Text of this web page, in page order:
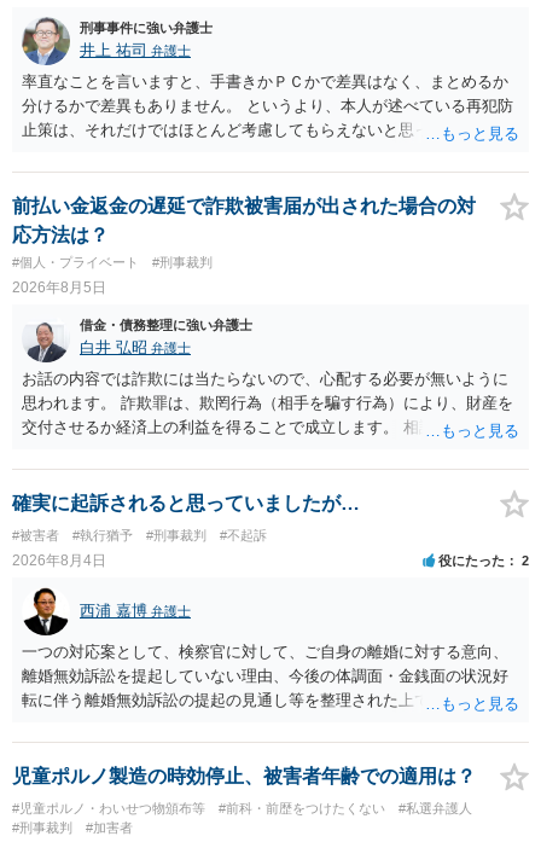
刑事事件に強い弁護士
井上 祐司 弁護士
率直なことを言いますと、手書きかＰＣかで差異はなく、まとめるか
分けるかで差異もありません。 というより、本人が述べている再犯防
止策は、それだけではほとんど考慮してもらえないと思った方が良い
やカウンセリング・治療の内容 ・利用している再犯防止策（例えば保
護観察所と連携した職業支援の内容や具体的な就労・監督状況） ・監
督者の証言 など、証拠で担保された客観性と実現可能性があるもので
なければあまり意味がありません。 もともと執行猶予が狙える事案で
あれば本人の反省の言葉だけで十分であり、実刑となるか微妙な事案
では、本人が再発防止策をいくら述べてもほとんど効果は望めないと
いうのが実感です。
前払い金返金の遅延で詐欺被害届が出された場合の対
応方法は？
#個人・プライベート #刑事裁判
2026年8月5日
借金・債務整理に強い弁護士
白井 弘昭 弁護士
お話の内容では詐欺には当たらないので、心配する必要が無いように
思われます。 詐欺罪は、欺罔行為（相手を騙す行為）により、財産を
交付させるか経済上の利益を得ることで成立します。 相談者さんは、
ので、詐欺罪の実行行為性が無く罪に問うことはできません。 おそら
く、相手が真実を話せば警察も取り合わないと思いますが、虚偽の内
容を述べた場合は、捜査はあるかもしれません。 ただし、捜査におい
て、真実を説明すれば、「ちゃんと返しなさいよ」程度の注意で済む
ことだと思われます。 また、返せるお金が無いのであれば、返せない
のは致し方ありません。真摯に分割して支払うことを相手に告げてい
くのみでしょう。 以上、ご参考まで。
確実に起訴されると思っていましたが…
#被害者 #執行猶予 #刑事裁判 #不起訴
2026年8月4日 役にたった 2
西浦 嘉博 弁護士
一つの対応案として、検察官に対して、ご自身の離婚に対する意向、
離婚無効訴訟を提起していない理由、今後の体調面・金銭面の状況好
転に伴う離婚無効訴訟の提起の見通し等を整理された上で、書面とし
検察官の処分判断の際、相談者さんの意向を示す証拠の一つとして位
置づけられる様に思われます。 より詳細についてお聞きになりたい場
児童ポルノ製造の時効停止、被害者年齢での適用は？
#児童ポルノ・わいせつ物頒布等 #前科・前歴をつけたくない
#私選弁護人
#刑事裁判
#加害者